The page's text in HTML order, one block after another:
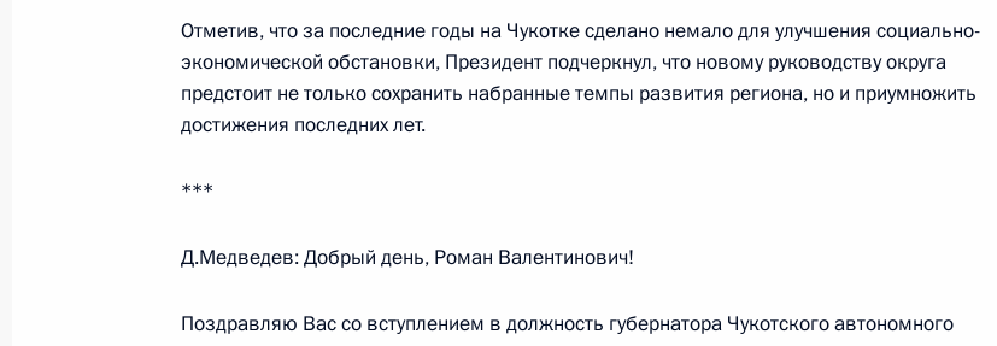
с происшедшими в этой стране терактами, повлёкшими
многочисленные человеческие жертвы
28 июля 2008 года, 15:30
Отметив, что за последние годы на Чукотке сделано немало для улучшения социально-
экономической обстановки, Президент подчеркнул, что новому руководству округа
предстоит не только сохранить набранные темпы развития региона, но и приумножить
достижения последних лет.
***
Д.Медведев: Добрый день, Роман Валентинович!
Поздравляю Вас со вступлением в должность губернатора Чукотского автономного